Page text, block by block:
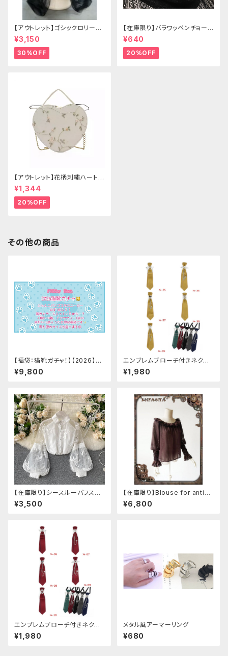
【アウトレット】ゴシックロリータ
ゴールドクラウン＆ホーン(ヴェ
ール付き)
¥3,150
30%OFF
【在庫限り】バラワッペンチョーカ
ー
¥640
20%OFF
【アウトレット】花柄刺繍ハートバ
ッグ
¥1,344
20%OFF
その他の商品
【福袋：猫靴ガチャ！】【2026】Mi
lky Rag 福袋
¥9,800
エンブレムブローチ付きネクタ
イ(イエロー)
¥1,980
【在庫限り】シースルーパフスリ
ーブ刺繍ブラウス
¥3,500
【在庫限り】Blouse for antiqu
e automaton
¥6,800
エンブレムブローチ付きネクタ
イ(レッド)
¥1,980
メタル風アーマーリング
¥680